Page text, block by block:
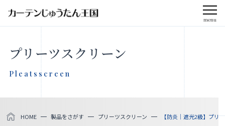
menu
会社案内
お知らせ
プリーツスクリーン
Pleatsscreen
HOME 製品をさがす プリーツスクリーン 【防炎｜遮光2級】プリ